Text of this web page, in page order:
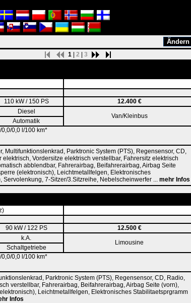
1 2 3
110 kW / 150 PS
12.400 €
Diesel
Van/Kleinbus
Automatik
0,0 l/100 km*
Parktronic System (PTS), Regensensor, CD,
Vordersitze elektrisch verstellbar, Fahrersitz elektrisch
abblendbar, Fahrerairbag, Beifahrerairbag, Airbag Seite
(elektronisch), Leichtmetallfelgen, Elektronisches
7-Sitzer/3.Sitzreihe, Nebelscheinwerfer ... mehr Infos
90 kW / 122 PS
12.500 €
k.A.
Limousine
Schaltgetriebe
0,0 l/100 km*
Parktronic System (PTS), Regensensor, CD, Radio,
verstellbar, Fahrerairbag, Beifahrerairbag, Airbag Seite (vorn),
Leichtmetallfelgen, Elektronisches Stabilitaetsprgramm
Infos